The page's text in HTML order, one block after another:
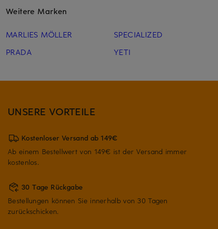
Weitere Marken
MARLIES MÖLLER
PRADA
SPECIALIZED
YETI
UNSERE VORTEILE
Kostenloser Versand ab 149€
Ab einem Bestellwert von 149€ ist der Versand immer
kostenlos.
30 Tage Rückgabe
Bestellungen können Sie innerhalb von 30 Tagen
zurückschicken.